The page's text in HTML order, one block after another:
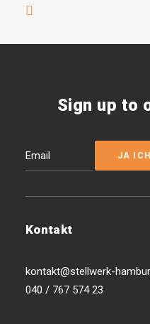
Sign up to
Kontakt
kontakt@stellwerk-
040 / 767 574 23